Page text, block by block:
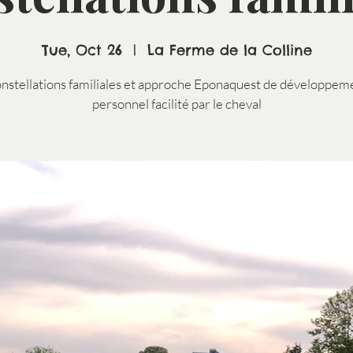
Tue, Oct 26
  |
La Ferme de la Colline
familiales et approche Eponaquest de
personnel facilité par le cheval